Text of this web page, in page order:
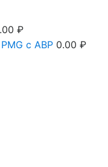
₽
c АВР 0.00 ₽